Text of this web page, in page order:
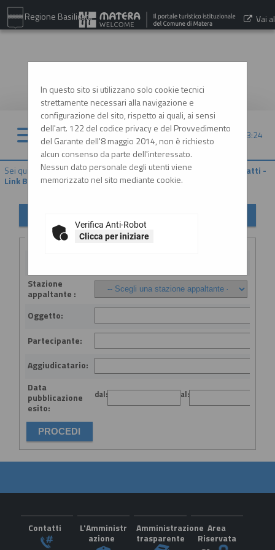
Regione Basilicata Vai al
06/08/2026 13:24
Sei qui: Home»Procedure d'appalto e contratti»Riepilogo contratti -
Link BDNCP
In questo sito si utilizzano solo cookie tecnici
strettamente necessari alla navigazione e
configurazione del sito, rispetto ai quali, ai sensi
dell'art. 122 del codice privacy e del Provvedimento
del Garante dell'8 maggio 2014, non è richiesto
alcun consenso da parte dell'interessato.
Nessun dato personale degli utenti viene
memorizzato nel sito mediante cookie.
Verifica Anti-Robot
Clicca per iniziare
Criteri di ricerca
Stazione
appaltante :
Oggetto:
Partecipante:
Aggiudicatario:
Data
pubblicazione
esito:
dal: al:
Contatti
L'Amministr
azione
Amministrazione
trasparente
Area
Riservata